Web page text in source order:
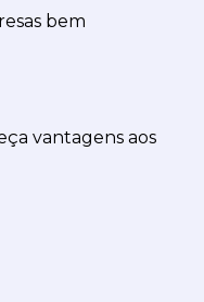
bem
vantagens aos